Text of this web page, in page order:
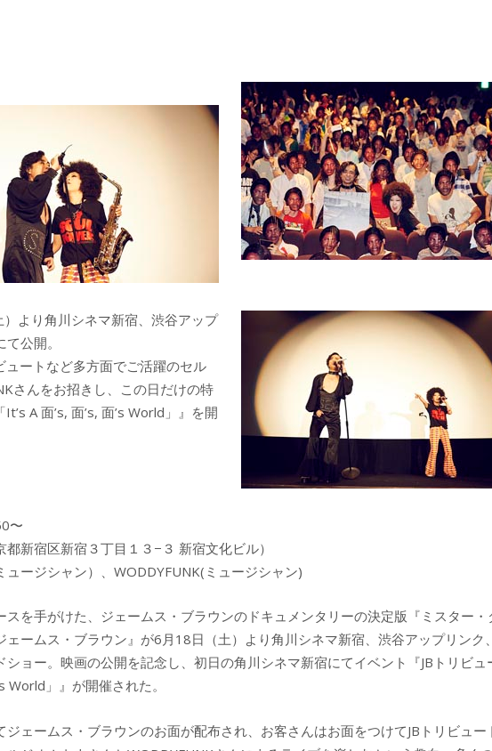
より角川シネマ新宿、渋谷アップ
公開。
ュートなど多方面でご活躍のセル
さんをお招きし、この日だけの特
A 面’s, 面’s, 面’s World」』を開
〜
新宿区新宿３丁目１３−３ 新宿文化ビル）
ュージシャン）、WODDYFUNK(ミュージシャン)
スを手がけた、ジェームス・ブラウンのドキュメンタリーの決定版『ミスター・
ームス・ブラウン』が6月18日（土）より角川シネマ新宿、渋谷アップリンク、
ョー。映画の公開を記念し、初日の角川シネマ新宿にてイベント『JBトリビュ
World」』が開催された。
ェームス・ブラウンのお面が配布され、お客さんはお面をつけてJBトリビュー